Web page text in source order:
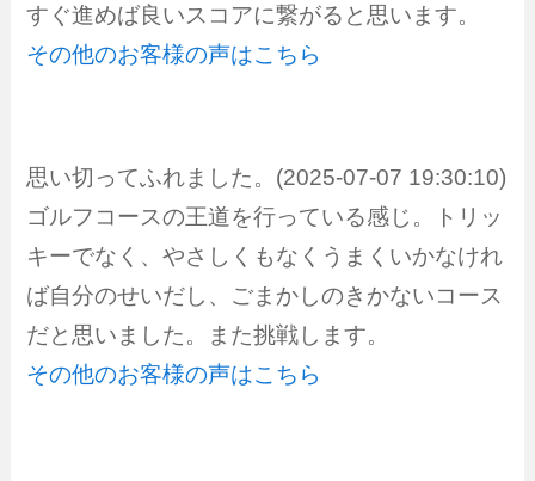
すぐ進めば良いスコアに繋がると思います。
その他のお客様の声はこちら
思い切ってふれました。(2025-07-07 19:30:10)
ゴルフコースの王道を行っている感じ。トリッ
キーでなく、やさしくもなくうまくいかなけれ
ば自分のせいだし、ごまかしのきかないコース
だと思いました。また挑戦します。
その他のお客様の声はこちら